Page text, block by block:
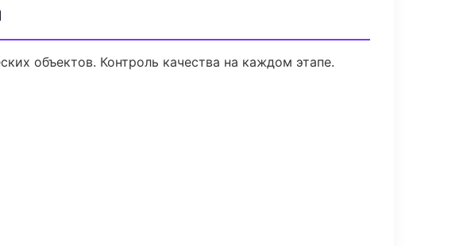
объектов. Контроль качества на каждом этапе.